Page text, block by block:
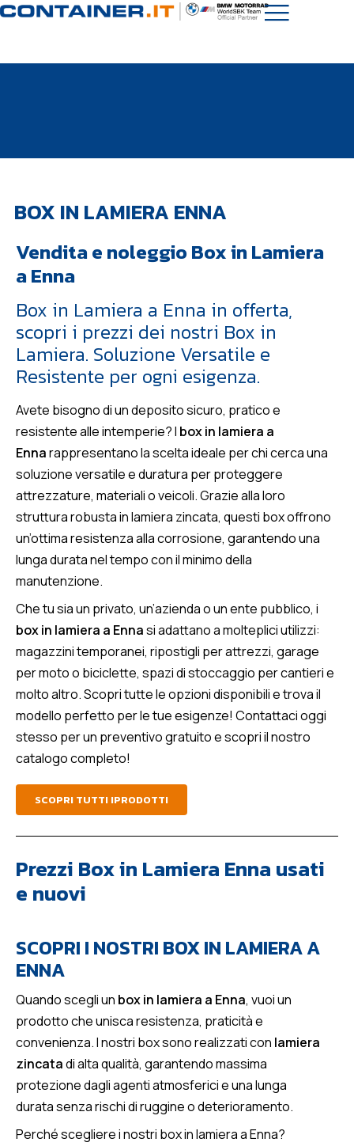
BOX IN LAMIERA ENNA
Vendita e noleggio Box in Lamiera
a Enna
Box in Lamiera a Enna in offerta,
scopri i prezzi dei nostri Box in
Lamiera. Soluzione Versatile e
Resistente per ogni esigenza.
Avete bisogno di un deposito sicuro, pratico e
resistente alle intemperie? I box in lamiera a
Ennarappresentano la scelta ideale per chi cerca una
soluzione versatile e duratura per proteggere
attrezzature, materiali o veicoli. Grazie alla loro
struttura robusta in lamiera zincata, questi box offrono
un’ottima resistenza alla corrosione, garantendo una
lunga durata nel tempo con il minimo della
manutenzione.
Che tu sia un privato, un’azienda o un ente pubblico, i
box in lamiera a Ennasi adattano a molteplici utilizzi:
magazzini temporanei, ripostigli per attrezzi, garage
per moto o biciclette, spazi di stoccaggio per cantieri e
molto altro. Scopri tutte le opzioni disponibili e trova il
modello perfetto per le tue esigenze! Contattaci oggi
stesso per un preventivo gratuito e scopri il nostro
catalogo completo!
SCOPRI TUTTI IPRODOTTI
Prezzi Box in Lamiera Enna usati
e nuovi
SCOPRI I NOSTRI BOX IN LAMIERA A
ENNA
Quando scegli un box in lamiera a Enna, vuoi un
prodotto che unisca resistenza, praticità e
convenienza. I nostri box sono realizzati con lamiera
zincatadi alta qualità, garantendo massima
protezione dagli agenti atmosferici e una lunga
durata senza rischi di ruggine o deterioramento.
Perché scegliere i nostri box in lamiera a Enna?